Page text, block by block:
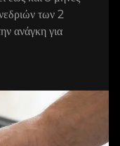
των 2
ανάγκη για